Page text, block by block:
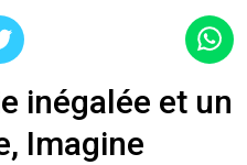
inégalée et un
Imagine